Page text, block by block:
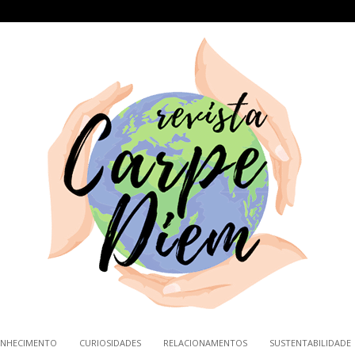
CURIOSIDADES RELACIONAMENTOS SUSTENTABILIDADE